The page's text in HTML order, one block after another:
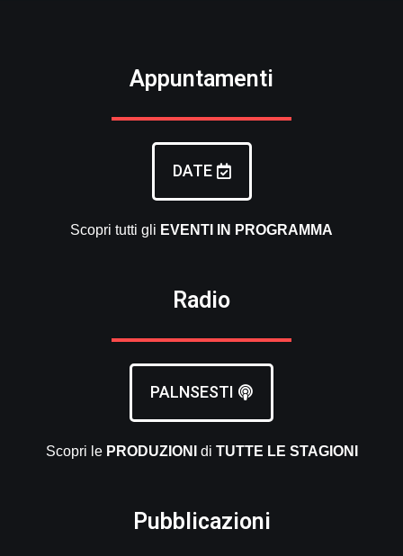
Appuntamenti
DATE
Scopri tutti gli EVENTI IN PROGRAMMA
Radio
PALNSESTI
Scopri le PRODUZIONI di TUTTE LE STAGIONI
Pubblicazioni